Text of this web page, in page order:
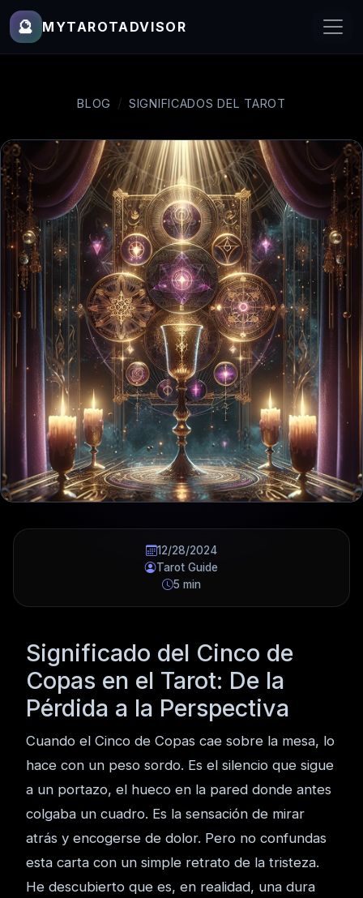
🔮 MYTAROTADVISOR
BLOG SIGNIFICADOS DEL TAROT
12/28/2024
Tarot Guide
5 min
Significado del Cinco de
Copas en el Tarot: De la
Pérdida a la Perspectiva
Cuando el Cinco de Copas cae sobre la mesa, lo
hace con un peso sordo. Es el silencio que sigue
a un portazo, el hueco en la pared donde antes
colgaba un cuadro. Es la sensación de mirar
atrás y encogerse de dolor. Pero no confundas
esta carta con un simple retrato de la tristeza.
He descubierto que es, en realidad, una dura